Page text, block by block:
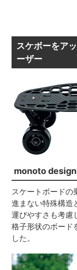
スケボーをア
ーザー
monoto
スケートボードの
進まない特殊構造
運びやすさも考慮
格子形状のボード
した。